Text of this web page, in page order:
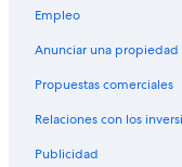
Vuelos de Baltimore
Vuelos de Todos los
Empleo
Anunciar una propiedad
Propuestas comerciales
Relaciones con los
Publicidad